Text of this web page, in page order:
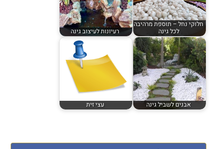
חלוקי נחל – תוספת מרהיבה
לכל גינה
רעיונות לעיצוב גינה
אבנים לשביל גינה עצי זית